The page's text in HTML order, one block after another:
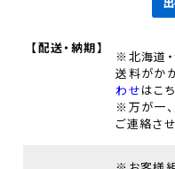
【配送・納期】
※北海道
送料がか
わせはこ
※万が一
ご連絡さ